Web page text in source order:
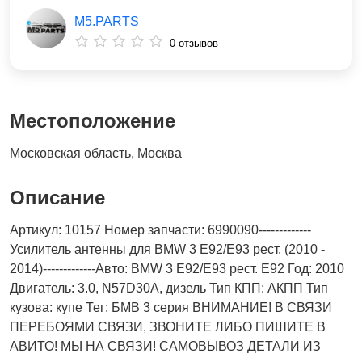
Местоположение
Московская область, Москва
Описание
Артикул: 10157 Номер запчасти: 6990090-------------
Усилитель антенны для BMW 3 E92/E93 рест. (2010 -
2014)-------------Авто: BMW 3 E92/E93 рест. E92 Год: 2010
Двигатель: 3.0, N57D30A, дизель Тип КПП: АКПП Тип
кузова: купе Тег: БМВ 3 серия ВНИМАНИЕ! В СВЯЗИ
ПЕРЕБОЯМИ СВЯЗИ, ЗВОНИТЕ ЛИБО ПИШИТЕ В
АВИТО! МЫ НА СВЯЗИ! САМОВЫВОЗ ДЕТАЛИ ИЗ
M5.PARTS
0 отзывов